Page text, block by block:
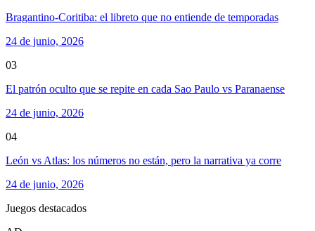
Bragantino-Coritiba: el libreto que no entiende de temporadas
24 de junio, 2026
03
El patrón oculto que se repite en cada Sao Paulo vs Paranaense
24 de junio, 2026
04
León vs Atlas: los números no están, pero la narrativa ya corre
24 de junio, 2026
Juegos destacados